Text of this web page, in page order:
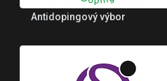
Antidopingový výbor